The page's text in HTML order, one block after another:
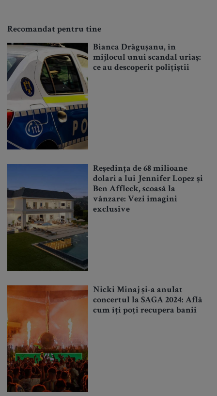
Recomandat pentru tine
Bianca Drăgușanu, în
mijlocul unui scandal uriaș:
ce au descoperit polițiștii
Reședința de 68 milioane
dolari a lui Jennifer Lopez și
Ben Affleck, scoasă la
vânzare: Vezi imagini
exclusive
Nicki Minaj și-a anulat
concertul la SAGA 2024: Află
cum îți poți recupera banii